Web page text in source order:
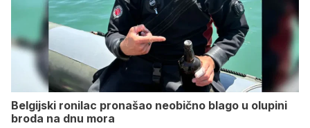
Belgijski ronilac pronašao neobično blago u olupini
broda na dnu mora